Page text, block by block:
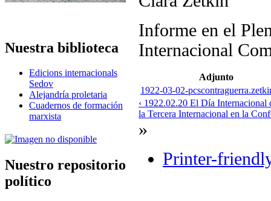
Nuestra biblioteca
Edicions internacionals
Sedov
Alejandría proletaria
Cuadernos de formación
marxista
Nuestro repositorio
político
Informe en el
Internacional
Adjunto
1922-03-02-
‹ 1922.02.20 El Día Internacional
la Tercera Internacional en la
»
Printer-